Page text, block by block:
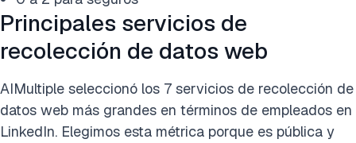
Principales servicios de
recolección de datos web
AIMultiple seleccionó los 7 servicios de recolección de
datos web más grandes en términos de empleados en
LinkedIn. Elegimos esta métrica porque es pública y